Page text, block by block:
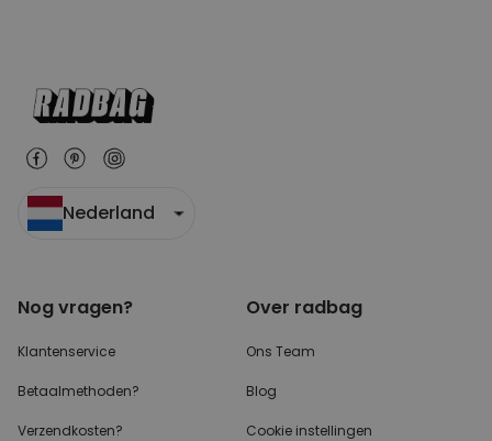
Nederland
Nog vragen?
Klantenservice
Betaalmethoden?
Verzendkosten?
Over radbag
Ons Team
Blog
Cookie instellingen